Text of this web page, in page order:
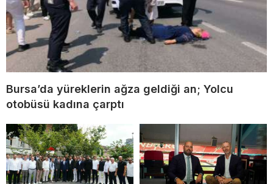
Bursa’da yüreklerin ağza geldiği an; Yolcu
otobüsü kadına çarptı